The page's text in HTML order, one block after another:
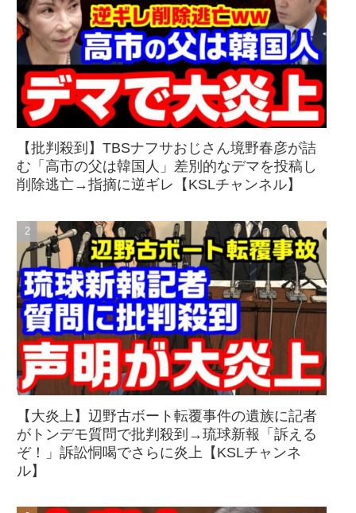
【批判殺到】TBSナフサおじさん境野春彦が詰
む「高市の父は韓国人」差別的なデマを投稿し
削除逃亡→指摘に逆ギレ【KSLチャンネル】
【大炎上】辺野古ボート転覆事件の遺族に記者
がトンデモ質問で批判殺到→琉球新報「訴える
ぞ！」訴訟恫喝でさらに炎上【KSLチャンネ
ル】